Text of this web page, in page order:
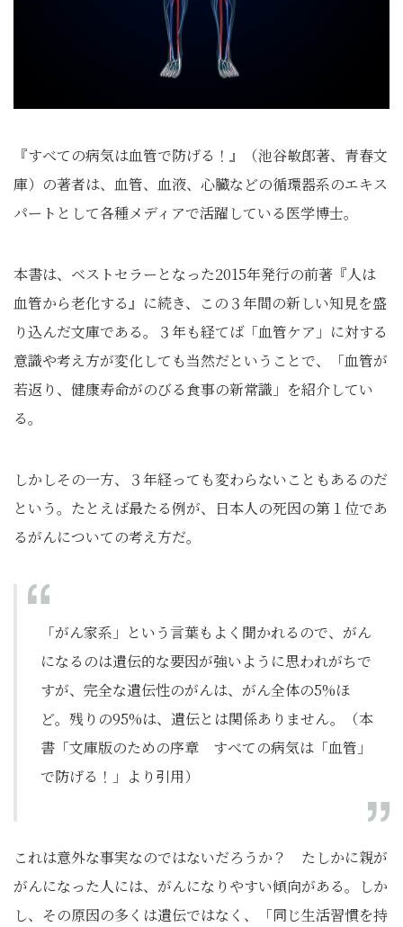
『すべての病気は血管で防げる！』（池谷敏郎著、青春文
庫）の著者は、血管、血液、心臓などの循環器系のエキス
パートとして各種メディアで活躍している医学博士。
本書は、ベストセラーとなった2015年発行の前著『人は
血管から老化する』に続き、この３年間の新しい知見を盛
り込んだ文庫である。３年も経てば「血管ケア」に対する
意識や考え方が変化しても当然だということで、「血管が
若返り、健康寿命がのびる食事の新常識」を紹介してい
る。
しかしその一方、３年経っても変わらないこともあるのだ
という。たとえば最たる例が、日本人の死因の第１位であ
るがんについての考え方だ。
「がん家系」という言葉もよく聞かれるので、がん
になるのは遺伝的な要因が強いように思われがちで
すが、完全な遺伝性のがんは、がん全体の5%ほ
ど。残りの95%は、遺伝とは関係ありません。（本
書「文庫版のための序章 すべての病気は「血管」
で防げる！」より引用）
これは意外な事実なのではないだろうか？ たしかに親が
がんになった人には、がんになりやすい傾向がある。しか
し、その原因の多くは遺伝ではなく、「同じ生活習慣を持